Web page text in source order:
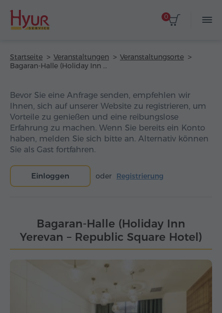
0
Startseite Veranstaltungen
Veranstaltungsorte
Bagaran-Halle (Holiday Inn Yerevan – Republic Square Hotel)
Bevor Sie eine Anfrage senden, empfehlen wir
Ihnen, sich auf unserer Website zu registrieren, um
Vorteile zu genießen und eine reibungslose
Erfahrung zu machen. Wenn Sie bereits ein Konto
haben, melden Sie sich bitte an. Alternativ können
Sie als Gast fortfahren.
Einloggen oder Registrierung
Bagaran-Halle (Holiday Inn
Yerevan – Republic Square Hotel)